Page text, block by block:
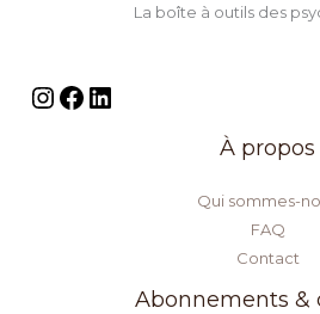
La boîte à outils des
À propos
Qui sommes-
FAQ
Contact
Abonnements &